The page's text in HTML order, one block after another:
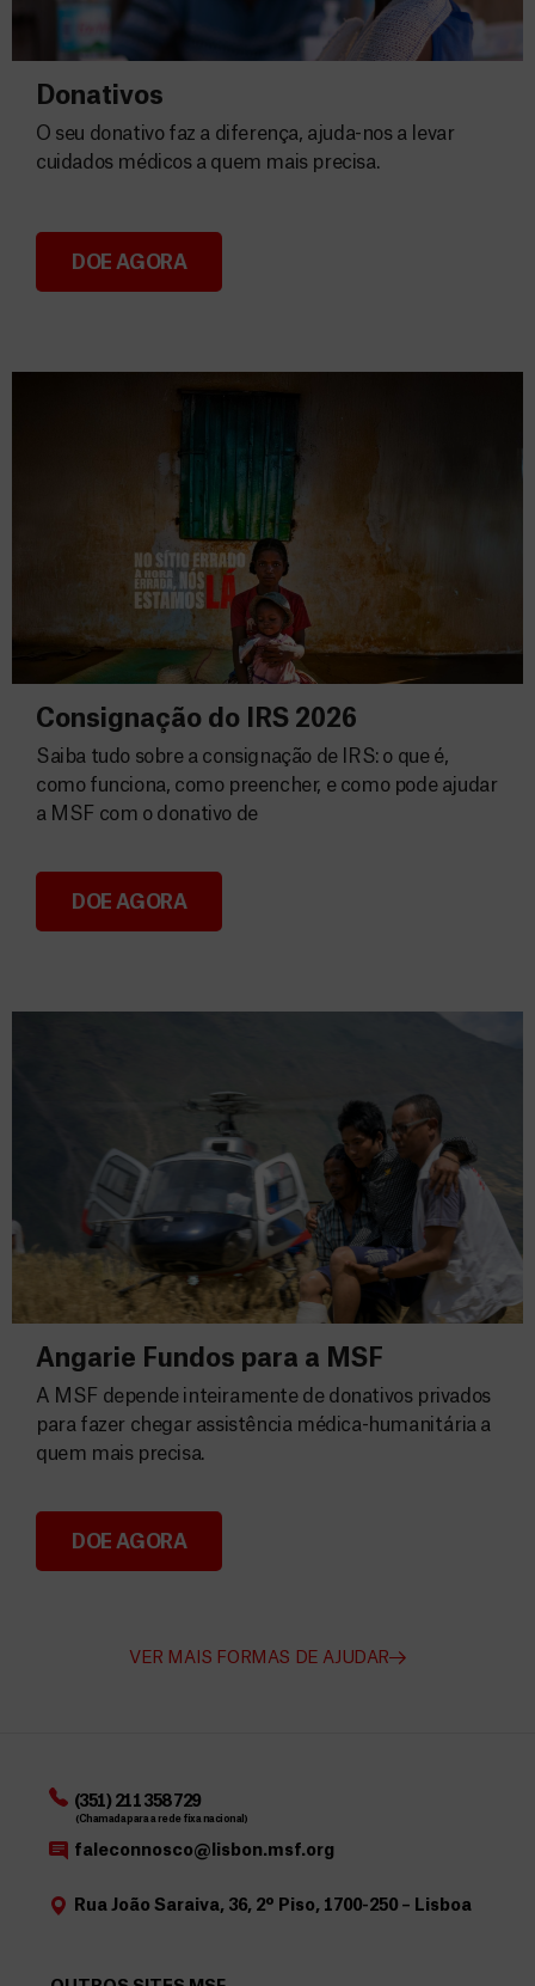
Donativos
Donativos
O seu donativo faz a diferença, ajuda-nos a levar
cuidados médicos a quem mais precisa.
DOE AGORA
Consignação do IRS 2026
Consignação do IRS 2026
Saiba tudo sobre a consignação de IRS: o que é,
como funciona, como preencher, e como pode ajudar
a MSF com o donativo de
DOE AGORA
Angarie Fundos para a MSF
Angarie Fundos para a MSF
A MSF depende inteiramente de donativos privados
para fazer chegar assistência médica-humanitária a
quem mais precisa.
DOE AGORA
VER MAIS FORMAS DE AJUDAR
(351) 211 358 729
(Chamada para a rede fixa nacional)
faleconnosco@lisbon.msf.org
Rua João Saraiva, 36, 2º Piso, 1700-250 – Lisboa